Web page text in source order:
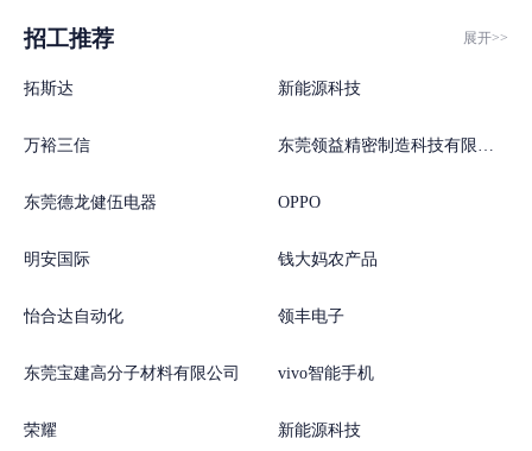
招工推荐 展开>>
拓斯达 新能源科技
万裕三信 东莞领益精密制造科技有限公司
东莞德龙健伍电器 OPPO
明安国际 钱大妈农产品
怡合达自动化 领丰电子
东莞宝建高分子材料有限公司 vivo智能手机
荣耀 新能源科技